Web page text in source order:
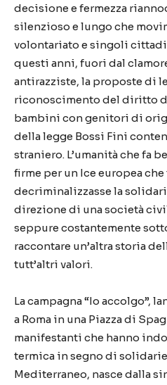
decisione e fermezza
silenzioso e lungo che
volontariato e singoli
questi anni, fuori dal
antirazziste, la proposte di
riconoscimento del diritto
bambini con genitori di
della legge Bossi Fini
straniero. L’umanità che fa
firme per un Ice europea
decriminalizzasse la
direzione di una società
seppure costantemente
raccontare un’altra storia
tutt’altri valori.
La campagna “Io accolgo”,
a Roma in una Piazza di
manifestanti che hanno
termica in segno di
Mediterraneo, nasce dalla